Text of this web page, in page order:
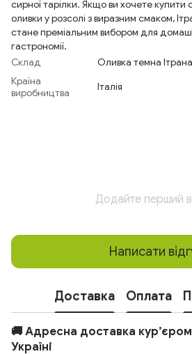
сирної тарілки. Якщо ви хочете купити
оливки у розсолі з виразним смаком,
стане преміальним вибором для
гастрономії.
Склад
Оливка темна
Країна
виробництва
Італія
Додайте перший
Написати
Доставка Оплата
🚚 Адресна доставка
Україні